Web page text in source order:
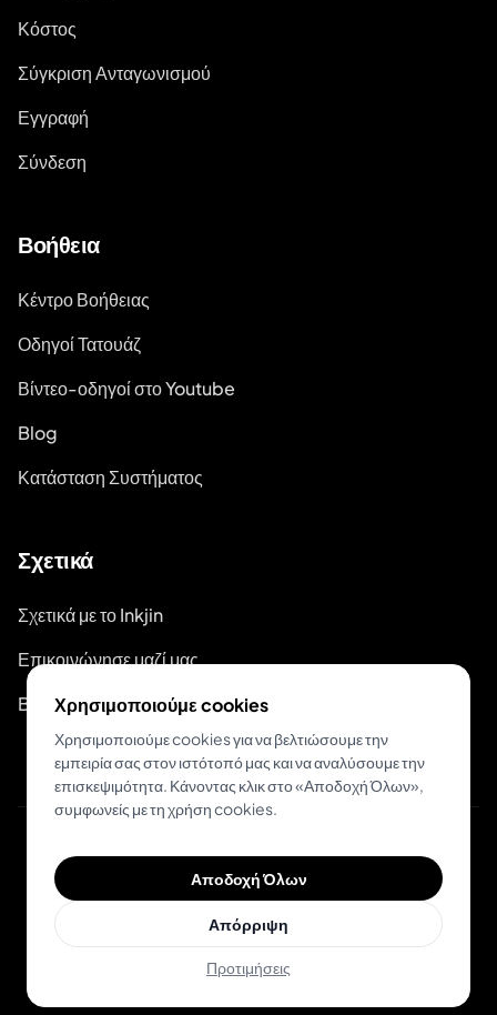
Κόστος
Σύγκριση Ανταγωνισμού
Εγγραφή
Σύνδεση
Βοήθεια
Κέντρο Βοήθειας
Οδηγοί Τατουάζ
Βίντεο-οδηγοί στο Youtube
Blog
Κατάσταση Συστήματος
Σχετικά
Σχετικά με το Inkjin
Επικοινώνησε μαζί μας
Branding Kit
© 2026 Inkjin
Πολιτική ΑπορρήτουΌροι Χρήσης
Χρησιμοποιούμε cookies
Χρησιμοποιούμε cookies για να βελτιώσουμε την
εμπειρία σας στον ιστότοπό μας και να αναλύσουμε την
επισκεψιμότητα. Κάνοντας κλικ στο «Αποδοχή Όλων»,
συμφωνείς με τη χρήση cookies.
Αποδοχή Όλων
Απόρριψη
Προτιμήσεις